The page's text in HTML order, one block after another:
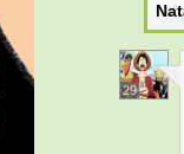
29